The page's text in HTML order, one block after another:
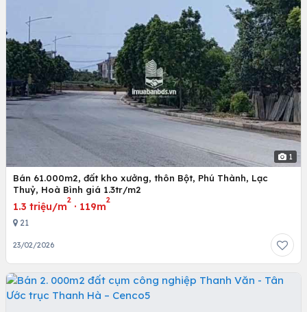
1
Bán 61.000m2, đất kho xưởng, thôn Bột, Phú Thành, Lạc
Thuỷ, Hoà Bình giá 1.3tr/m2
1.3 triệu/m
2
· 119m
2
21
23/02/2026